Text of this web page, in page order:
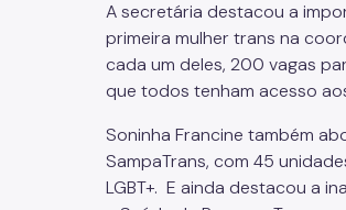
A secretária destacou a
primeira mulher trans na
cada um deles, 200 vagas
que todos tenham acesso
Soninha Francine também
SampaTrans, com 45
LGBT+. E ainda destacou a